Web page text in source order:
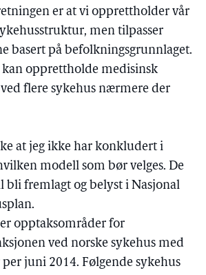
er at vi opprettholder vår
men tilpasser
basert på befolkningsgrunnlaget.
opprettholde medisinsk
flere sykehus nærmere der
at jeg ikke har konkludert i
modell som bør velges. De
bli fremlagt og belyst i Nasjonal
opptaksområder for
ved norske sykehus med
juni 2014. Følgende sykehus